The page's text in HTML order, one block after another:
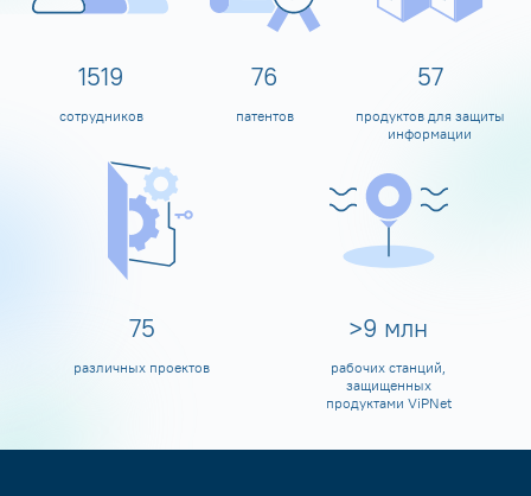
1600
сотрудников
80
патентов
60
продуктов для защиты
информации
80
различных проектов
>10 млн
рабочих станций,
защищенных
продуктами ViPNet